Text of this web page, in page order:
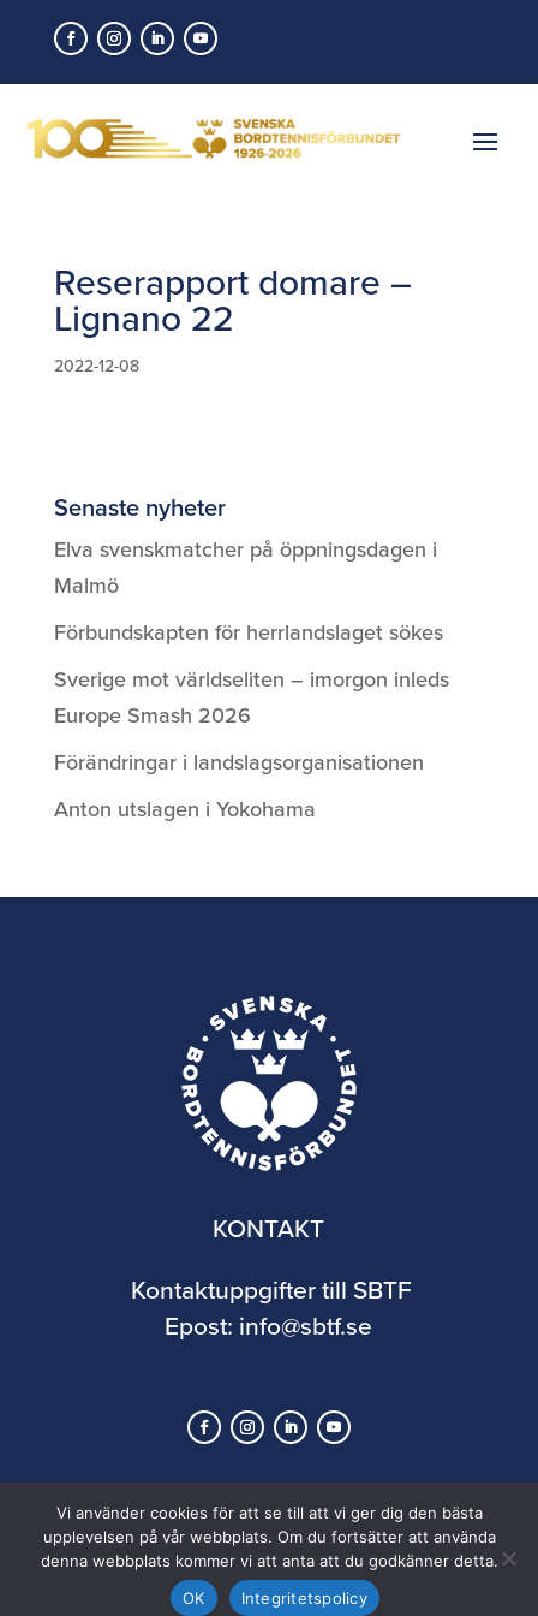
Reserapport domare –
Lignano 22
2022-12-08
Senaste nyheter
Elva svenskmatcher på öppningsdagen i
Malmö
Förbundskapten för herrlandslaget sökes
Sverige mot världseliten – imorgon inleds
Europe Smash 2026
Förändringar i landslagsorganisationen
Anton utslagen i Yokohama
KONTAKT
Kontaktuppgifter till SBTF
Epost: info@sbtf.se
© 2026 Svenska Bordtennisförbundet
In partnership withDistance
Vi använder cookies för att se till att vi ger dig den bästa
upplevelsen på vår webbplats. Om du fortsätter att använda
denna webbplats kommer vi att anta att du godkänner detta.
OK
Integritetspolicy